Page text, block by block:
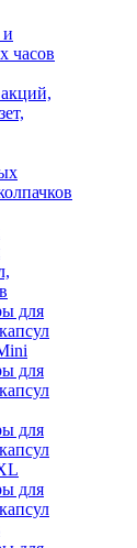
часов
для
для
для
для